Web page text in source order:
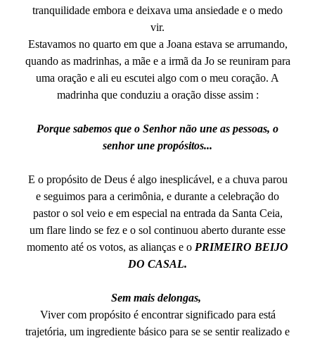
tranquilidade embora e deixava uma ansiedade e o medo
vir.
Estavamos no quarto em que a Joana estava se arrumando,
quando as madrinhas, a mãe e a irmã da Jo se reuniram para
uma oração e ali eu escutei algo com o meu coração. A
madrinha que conduziu a oração disse assim :
Porque sabemos que o Senhor não une as pessoas, o
senhor une propósitos...
E o propósito de Deus é algo inesplicável, e a chuva parou
e seguimos para a cerimônia, e durante a celebração do
pastor o sol veio e em especial na entrada da Santa Ceia,
um flare lindo se fez e o sol continuou aberto durante esse
momento até os votos, as alianças e o PRIMEIRO BEIJO
DO CASAL.
Sem mais delongas,
Viver com propósito é encontrar significado para está
trajetória, um ingrediente básico para se se sentir realizado e